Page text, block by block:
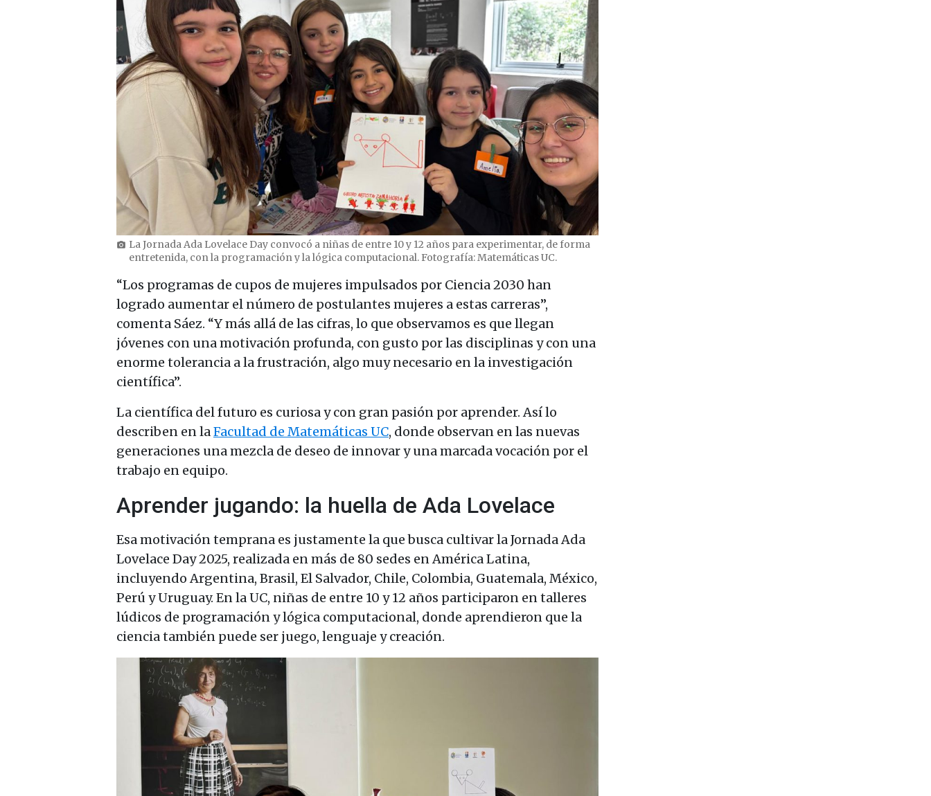
photo_camera La Jornada Ada Lovelace Day convocó a niñas de entre 10 y 12 años para experimentar, de forma
entretenida, con la programación y la lógica computacional. Fotografía: Matemáticas UC.
“Los programas de cupos de mujeres impulsados por Ciencia 2030 han
logrado aumentar el número de postulantes mujeres a estas carreras”,
comenta Sáez. “Y más allá de las cifras, lo que observamos es que llegan
jóvenes con una motivación profunda, con gusto por las disciplinas y con una
enorme tolerancia a la frustración, algo muy necesario en la investigación
científica”.
La científica del futuro es curiosa y con gran pasión por aprender. Así lo
describen en laFacultad de Matemáticas UC, donde observan en las nuevas
generaciones una mezcla de deseo de innovar y una marcada vocación por el
trabajo en equipo.
Aprender jugando: la huella de Ada Lovelace
Esa motivación temprana es justamente la que busca cultivar la Jornada Ada
Lovelace Day 2025, realizada en más de 80 sedes en América Latina,
incluyendo Argentina, Brasil, El Salvador, Chile, Colombia, Guatemala, México,
Perú y Uruguay. En la UC, niñas de entre 10 y 12 años participaron en talleres
lúdicos de programación y lógica computacional, donde aprendieron que la
ciencia también puede ser juego, lenguaje y creación.